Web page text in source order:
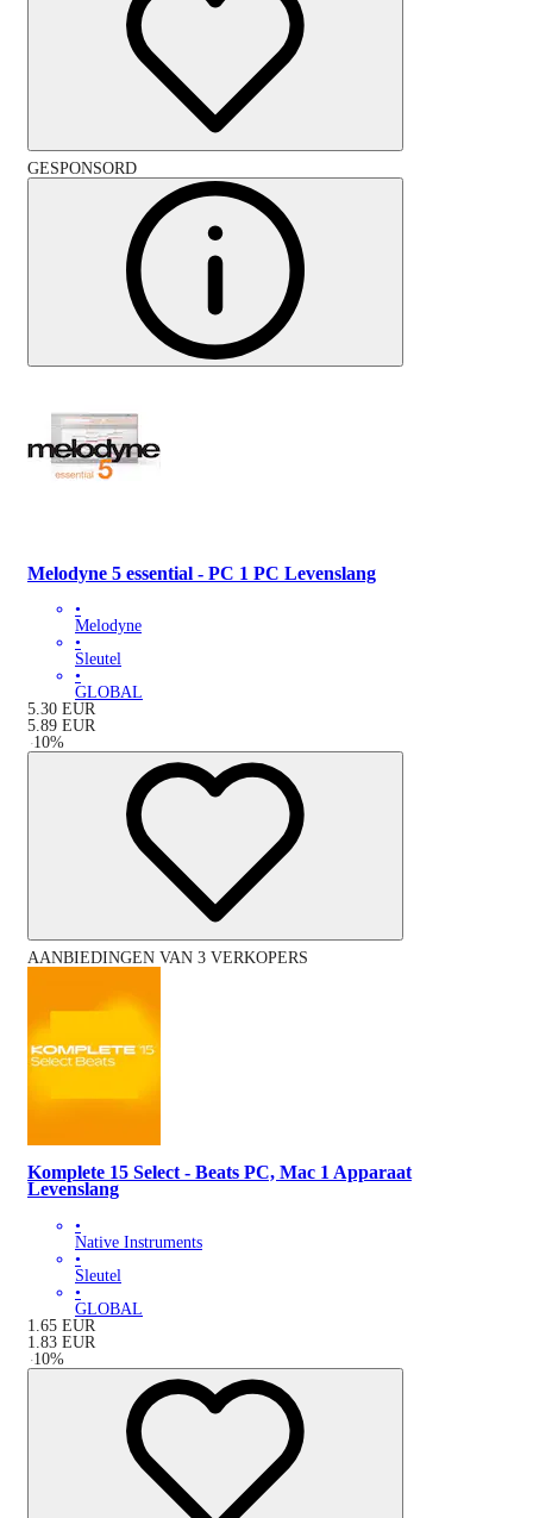
GESPONSORD
Melodyne 5 essential - PC 1 PC Levenslang
•
Melodyne
•
Sleutel
•
GLOBAL
5.30 EUR
5.89 EUR
-10%
AANBIEDINGEN VAN 3 VERKOPERS
Komplete 15 Select - Beats PC, Mac 1 Apparaat
Levenslang
•
Native Instruments
•
Sleutel
•
GLOBAL
1.65 EUR
1.83 EUR
-10%